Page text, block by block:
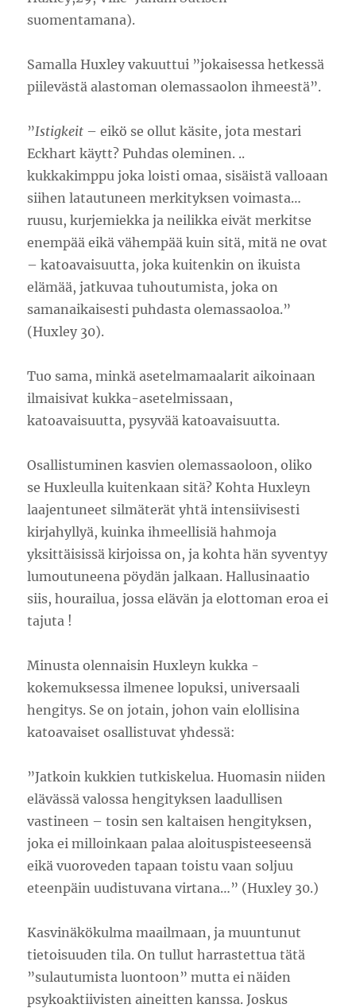
suomentamana).
Samalla Huxley vakuuttui ”jokaisessa hetkessä
piilevästä alastoman olemassaolon ihmeestä”.
”Istigkeit – eikö se ollut käsite, jota mestari
Eckhart käytt? Puhdas oleminen. ..
kukkakimppu joka loisti omaa, sisäistä valloaan
siihen latautuneen merkityksen voimasta…
ruusu, kurjemiekka ja neilikka eivät merkitse
enempää eikä vähempää kuin sitä, mitä ne ovat
– katoavaisuutta, joka kuitenkin on ikuista
elämää, jatkuvaa tuhoutumista, joka on
samanaikaisesti puhdasta olemassaoloa.”
(Huxley 30).
Tuo sama, minkä asetelmamaalarit aikoinaan
ilmaisivat kukka-asetelmissaan,
katoavaisuutta, pysyvää katoavaisuutta.
Osallistuminen kasvien olemassaoloon, oliko
se Huxleulla kuitenkaan sitä? Kohta Huxleyn
laajentuneet silmäterät yhtä intensiivisesti
kirjahyllyä, kuinka ihmeellisiä hahmoja
yksittäisissä kirjoissa on, ja kohta hän syventyy
lumoutuneena pöydän jalkaan. Hallusinaatio
siis, hourailua, jossa elävän ja elottoman eroa ei
tajuta !
Minusta olennaisin Huxleyn kukka -
kokemuksessa ilmenee lopuksi, universaali
hengitys. Se on jotain, johon vain elollisina
katoavaiset osallistuvat yhdessä:
”Jatkoin kukkien tutkiskelua. Huomasin niiden
elävässä valossa hengityksen laadullisen
vastineen – tosin sen kaltaisen hengityksen,
joka ei milloinkaan palaa aloituspisteeseensä
eikä vuoroveden tapaan toistu vaan soljuu
eteenpäin uudistuvana virtana…” (Huxley 30.)
Kasvinäkökulma maailmaan, ja muuntunut
tietoisuuden tila. On tullut harrastettua tätä
”sulautumista luontoon” mutta ei näiden
psykoaktiivisten aineitten kanssa. Joskus